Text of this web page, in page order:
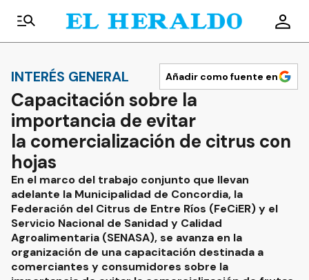
INTERÉS GENERAL Añadir como fuente en
Capacitación sobre la
importancia de evitar
la comercialización de citrus con
hojas
En el marco del trabajo conjunto que llevan
adelante la Municipalidad de Concordia, la
Federación del Citrus de Entre Ríos (FeCiER) y el
Servicio Nacional de Sanidad y Calidad
Agroalimentaria (SENASA), se avanza en la
organización de una capacitación destinada a
comerciantes y consumidores sobre la